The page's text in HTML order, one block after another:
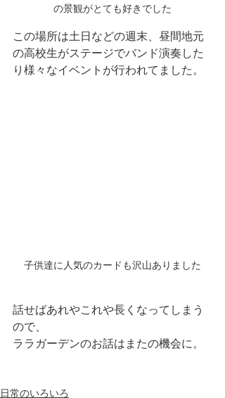
の景観がとても好きでした
この場所は土日などの週末、昼間地元
の高校生がステージでバンド演奏した
り様々なイベントが行われてました。
子供達に人気のカードも沢山ありました
話せばあれやこれや長くなってしまう
ので、
ララガーデンのお話はまたの機会に。
日常のいろいろ